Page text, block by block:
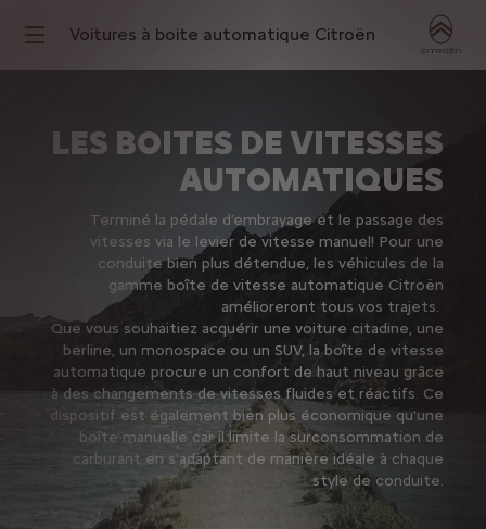
Voitures à boite automatique Citroën
LES BOITES DE VITESSES
AUTOMATIQUES
Terminé la pédale d’embrayage et le passage des
vitesses via le levier de vitesse manuel! Pour une
conduite bien plus détendue, les véhicules de la
gamme boîte de vitesse automatique Citroën
amélioreront tous vos trajets.
Que vous souhaitiez acquérir une voiture citadine, une
berline, un monospace ou un SUV, la boîte de vitesse
automatique procure un confort de haut niveau grâce
à des changements de vitesses fluides et réactifs. Ce
dispositif est également bien plus économique qu'une
boîte manuelle car il limite la surconsommation de
carburant en s'adaptant de manière idéale à chaque
style de conduite.